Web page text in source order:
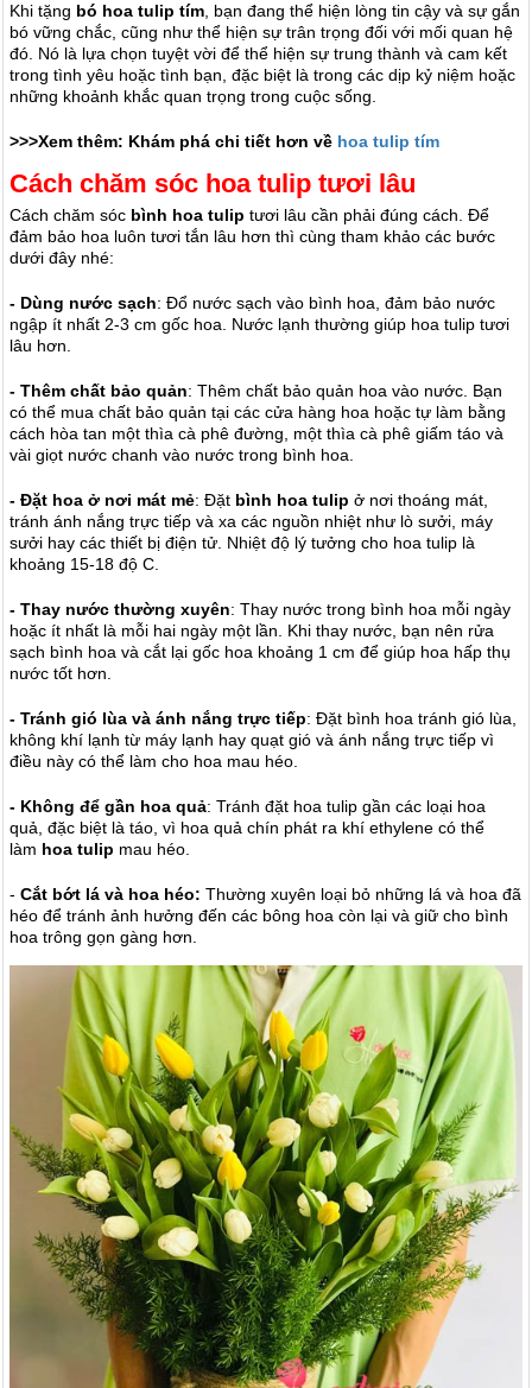
Khi tặng bó hoa tulip tím, bạn đang thể hiện lòng tin cậy và sự gắn
bó vững chắc, cũng như thể hiện sự trân trọng đối với mối quan hệ
đó. Nó là lựa chọn tuyệt vời để thể hiện sự trung thành và cam kết
trong tình yêu hoặc tình bạn, đặc biệt là trong các dịp kỷ niệm hoặc
những khoảnh khắc quan trọng trong cuộc sống.
>>>Xem thêm: Khám phá chi tiết hơn về hoa tulip tím
Cách chăm sóc hoa tulip tươi lâu
Cách chăm sóc bình hoa tulip tươi lâu cần phải đúng cách. Để
đảm bảo hoa luôn tươi tắn lâu hơn thì cùng tham khảo các bước
dưới đây nhé:
- Dùng nước sạch: Đổ nước sạch vào bình hoa, đảm bảo nước
ngập ít nhất 2-3 cm gốc hoa. Nước lạnh thường giúp hoa tulip tươi
lâu hơn.
- Thêm chất bảo quản: Thêm chất bảo quản hoa vào nước. Bạn
có thể mua chất bảo quản tại các cửa hàng hoa hoặc tự làm bằng
cách hòa tan một thìa cà phê đường, một thìa cà phê giấm táo và
vài giọt nước chanh vào nước trong bình hoa.
- Đặt hoa ở nơi mát mẻ: Đặt bình hoa tulip ở nơi thoáng mát,
tránh ánh nắng trực tiếp và xa các nguồn nhiệt như lò sưởi, máy
sưởi hay các thiết bị điện tử. Nhiệt độ lý tưởng cho hoa tulip là
khoảng 15-18 độ C.
- Thay nước thường xuyên: Thay nước trong bình hoa mỗi ngày
hoặc ít nhất là mỗi hai ngày một lần. Khi thay nước, bạn nên rửa
sạch bình hoa và cắt lại gốc hoa khoảng 1 cm để giúp hoa hấp thụ
nước tốt hơn.
- Tránh gió lùa và ánh nắng trực tiếp: Đặt bình hoa tránh gió lùa,
không khí lạnh từ máy lạnh hay quạt gió và ánh nắng trực tiếp vì
điều này có thể làm cho hoa mau héo.
- Không để gần hoa quả: Tránh đặt hoa tulip gần các loại hoa
quả, đặc biệt là táo, vì hoa quả chín phát ra khí ethylene có thể
làm hoa tulip mau héo.
- Cắt bớt lá và hoa héo: Thường xuyên loại bỏ những lá và hoa đã
héo để tránh ảnh hưởng đến các bông hoa còn lại và giữ cho bình
hoa trông gọn gàng hơn.